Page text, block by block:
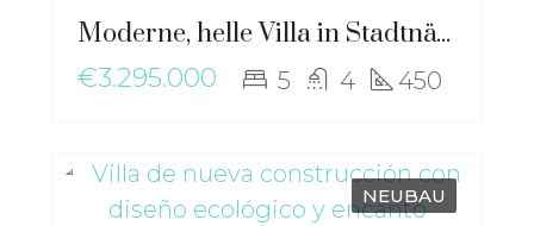
Moderne, helle Villa in Stadtnähe mit Blick auf Dalt Vila – ma-2507
€3.295.000
5 4 450
NEUBAU